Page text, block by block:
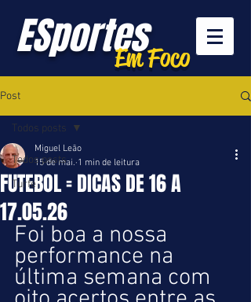
ESportesEm Foco
Post
Todos posts
Turfe
Todos posts
FUTEBOL = DICAS DE 16 A
17.05.26
Miguel Leão
15 de mai. 1 min de leitura
Foi boa a nossa
performance na
última semana com